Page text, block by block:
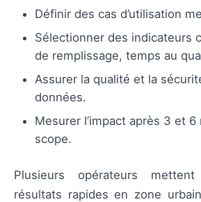
Définir des cas d’utilisation
Sélectionner des indicateurs
de remplissage, temps au
Assurer la qualité et la
données.
Mesurer l’impact après 3 et
scope.
Plusieurs opérateurs
résultats rapides en zone